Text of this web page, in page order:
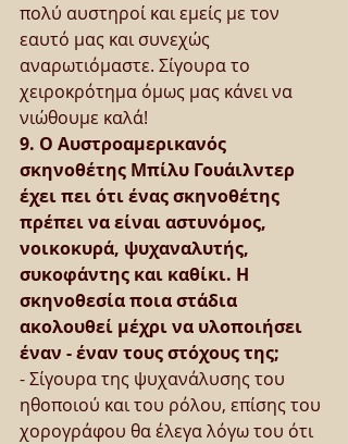
πολύ αυστηροί και εμείς με τον
εαυτό μας και συνεχώς
αναρωτιόμαστε. Σίγουρα το
χειροκρότημα όμως μας κάνει να
νιώθουμε καλά!
9. Ο Αυστροαμερικανός
σκηνοθέτης Μπίλυ Γουάιλντερ
έχει πει ότι ένας σκηνοθέτης
πρέπει να είναι αστυνόμος,
νοικοκυρά, ψυχαναλυτής,
συκοφάντης και καθίκι. Η
σκηνοθεσία ποια στάδια
ακολουθεί μέχρι να υλοποιήσει
έναν - έναν τους στόχους της;
- Σίγουρα της ψυχανάλυσης του
ηθοποιού και του ρόλου, επίσης του
χορογράφου θα έλεγα λόγω του ότι